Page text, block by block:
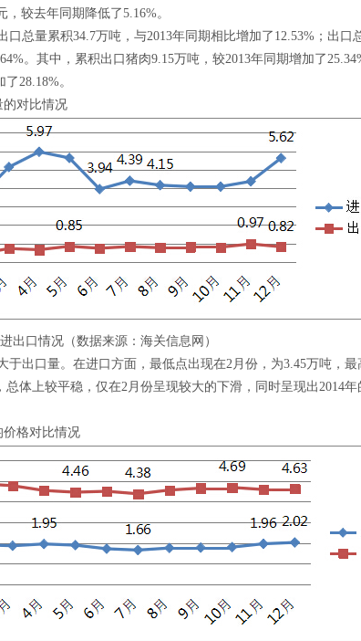
，较去年同期降低了5.16%。
口总量累积34.7万吨，与2013年同期相比增加了12.53%；出口
。其中，累积出口猪肉9.15万吨，较2013年同期增加了
28.18%。
的对比情况
出口情况（数据来源：海关信息网）
于出口量。在进口方面，最低点出现在2月份，为3.45万吨，最
总体上较平稳，仅在2月份呈现较大的下滑，同时呈现出2014年
价格对比情况